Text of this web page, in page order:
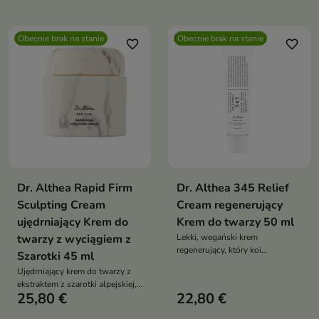
Obecnie brak na stanie favorite_border
Dr. Althea Rapid Firm
Sculpting Cream
ujędrniający Krem do
twarzy z wyciągiem z
Szarotki 45 ml
Ujędrniający krem do twarzy z
ekstraktem z szarotki alpejskiej,
który poprawia elastyczność
25,80 €
Obecnie brak na stanie favorite_border
Dr. Althea 345 Relief
Cream regenerujący
Krem do twarzy 50 ml
Lekki, wegański krem
regenerujący, który koi
wrażliwej i wymagającej
22,80 €